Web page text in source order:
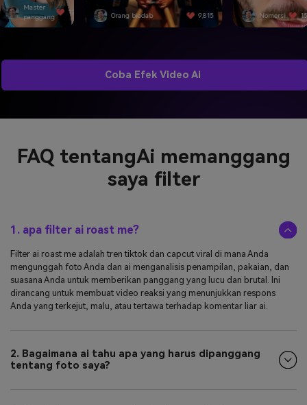
biadab 9,815 Nomersi. 15,092 Merengek.
Coba Efek Video Ai
FAQ tentangAi memanggang
saya filter
1. apa filter ai roast me?
Filter ai roast me adalah tren tiktok dan capcut viral di mana Anda
mengunggah foto Anda dan ai menganalisis penampilan, pakaian, dan
suasana Anda untuk memberikan panggang yang lucu dan brutal. Ini
dirancang untuk membuat video reaksi yang menunjukkan respons
Anda yang terkejut, malu, atau tertawa terhadap komentar liar ai.
2. Bagaimana ai tahu apa yang harus dipanggang
tentang foto saya?